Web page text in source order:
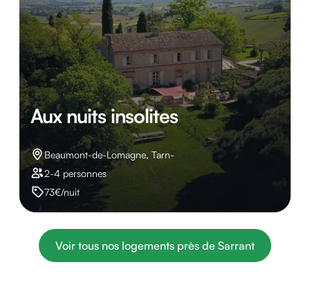
Aux nuits insolites
Beaumont-de-Lomagne, Tarn-
2-4 personnes
73€/nuit
Voir tous nos logements près de Sarrant